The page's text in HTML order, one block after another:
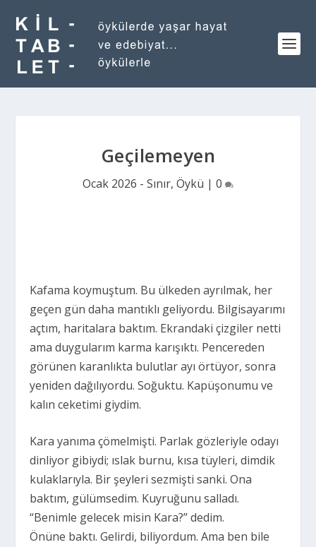
Geçilemeyen
Ocak 2026 - Sınır, Öykü | 0
Kafama koymuştum. Bu ülkeden ayrılmak, her
geçen gün daha mantıklı geliyordu. Bilgisayarımı
açtım, haritalara baktım. Ekrandaki çizgiler netti
ama duygularım karma karışıktı. Pencereden
görünen karanlıkta bulutlar ayı örtüyor, sonra
yeniden dağılıyordu. Soğuktu. Kapüşonumu ve
kalın ceketimi giydim.
Kara yanıma çömelmişti. Parlak gözleriyle odayı
dinliyor gibiydi; ıslak burnu, kısa tüyleri, dimdik
kulaklarıyla. Bir şeyleri sezmişti sanki. Ona
baktım, gülümsedim. Kuyruğunu salladı.
“Benimle gelecek misin Kara?” dedim.
Önüne baktı. Gelirdi, biliyordum. Ama ben bile